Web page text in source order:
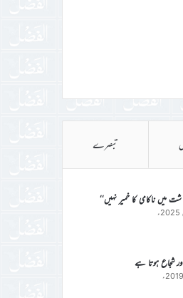
تبصرے
میں ناکامی کا خمیر نہیں‘‘
شجاع ہوتا ہے